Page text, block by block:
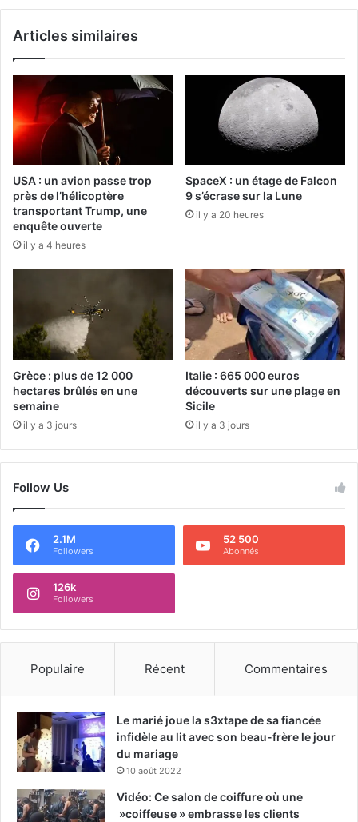
Articles similaires
USA : un avion passe trop
près de l’hélicoptère
transportant Trump, une
enquête ouverte
il y a 4 heures
SpaceX : un étage de Falcon
9 s’écrase sur la Lune
il y a 20 heures
Grèce : plus de 12 000
hectares brûlés en une
semaine
il y a 3 jours
Italie : 665 000 euros
découverts sur une plage en
Sicile
il y a 3 jours
Follow Us
2.1M
Followers
52 500
Abonnés
126k
Followers
Populaire Récent Commentaires
Le marié joue la s3xtape de sa fiancée
infidèle au lit avec son beau-frère le jour
du mariage
10 août 2022
Vidéo: Ce salon de coiffure où une
»coiffeuse » embrasse les clients